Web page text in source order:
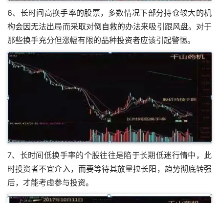
6、长时间高换手率的股票，多数情况下部分持仓较大的机
构会因无法出局而采取对倒自救的办法来吸引跟风盘。对于
那些换手充分但涨幅有限的品种投资者应该引起警惕。
7、长时间低换手率的个股往往是陷于长期低迷行情中，此
时投资者不宜介入，而要等待其放量拉长阳，趋势彻底转强
后，才能考虑参与投资。